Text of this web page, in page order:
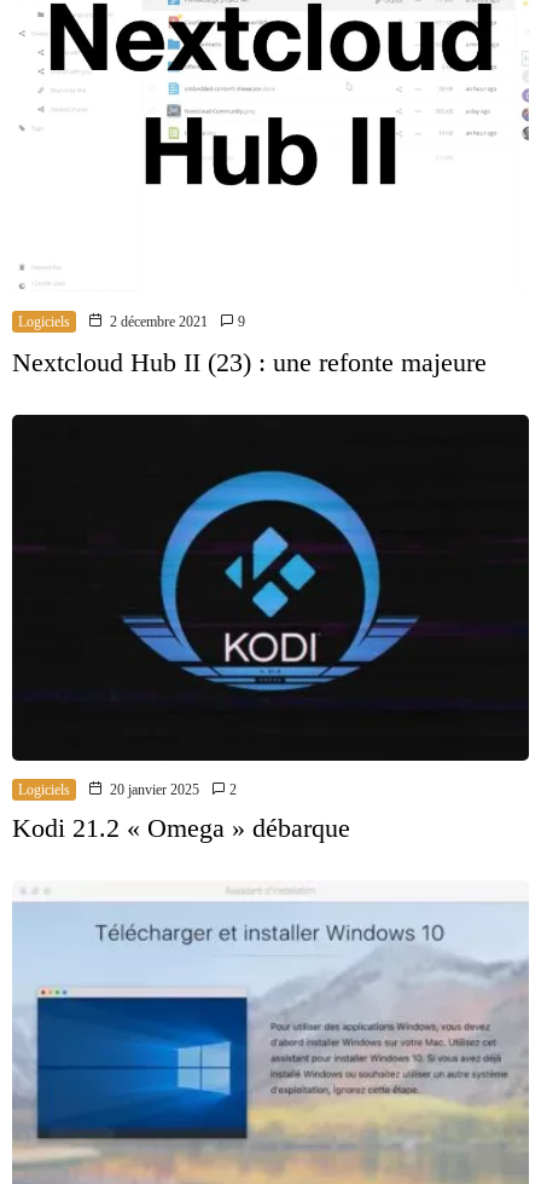
Logiciels 2 décembre 2021 9
Nextcloud Hub II (23) : une refonte majeure
Logiciels 20 janvier 2025 2
Kodi 21.2 « Omega » débarque